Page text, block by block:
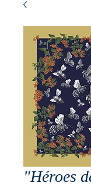
"Héroes